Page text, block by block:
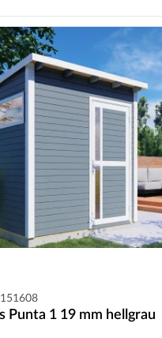
Punta 1 19 mm hellgrau